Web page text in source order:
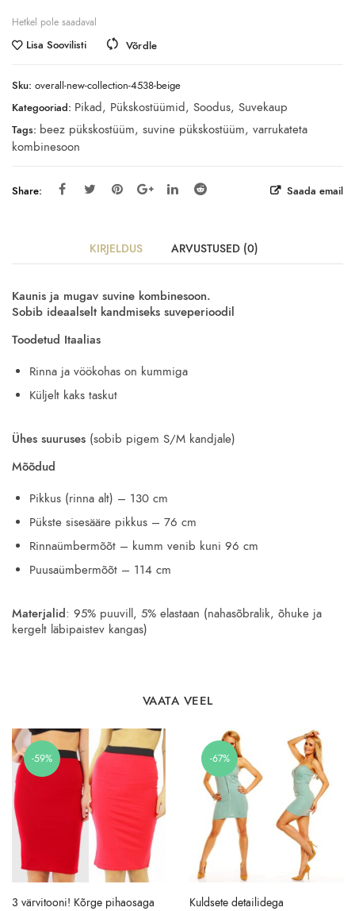
Hetkel pole saadaval
Lisa Soovilisti Võrdle
Sku: overall-new-collection-4538-beige
Kategooriad: Pikad, Pükskostüümid, Soodus, Suvekaup
Tags: beez pükskostüüm, suvine pükskostüüm, varrukateta
kombinesoon
Share: Saada email
KIRJELDUS ARVUSTUSED (0)
Kaunis ja mugav suvine kombinesoon.
Sobib ideaalselt kandmiseks suveperioodil
Toodetud Itaalias
Rinna ja vöökohas on kummiga
Küljelt kaks taskut
Ühes suuruses (sobib pigem S/M kandjale)
Mõõdud
Pikkus (rinna alt) – 130 cm
Pükste sisesääre pikkus – 76 cm
Rinnaümbermõõt – kumm venib kuni 96 cm
Puusaümbermõõt – 114 cm
Materjalid: 95% puuvill, 5% elastaan (nahasõbralik, õhuke ja
kergelt läbipaistev kangas)
VAATA VEEL
-59%
3 värvitooni! Kõrge pihaosaga
-67%
Kuldsete detailidega